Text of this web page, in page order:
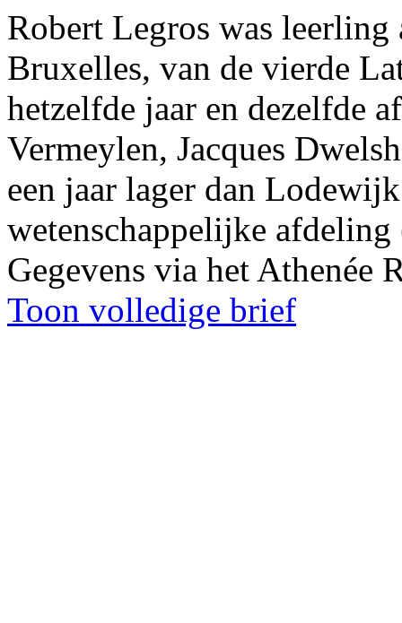
Robert Legros was leerling
Bruxelles, van de vierde
hetzelfde jaar en dezelfde
Vermeylen, Jacques
een jaar lager dan
wetenschappelijke
Gegevens via het Athenée
Toon volledige brief